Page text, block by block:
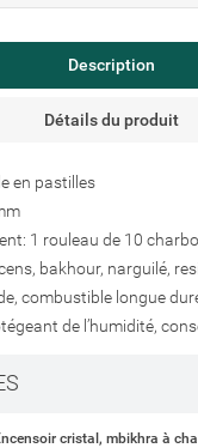
Description
Détails du produit
en pastilles
1 rouleau de 10
bakhour, narguilé,
combustible longue
de l’humidité,
cristal, mbikhra à
add_circle_outline
d'envies
Créer une liste d'envies
pour ajouter des
Connexion